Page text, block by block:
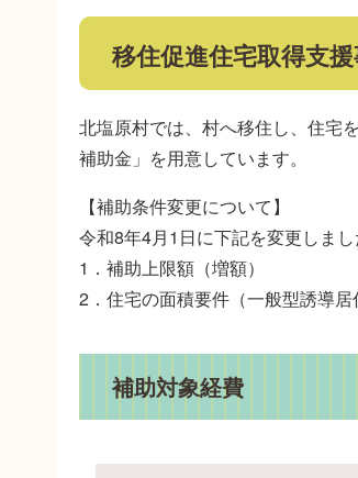
移住促進住宅取得支
北塩原村では、村へ移住し、住宅
補助金」を用意しています。
【補助条件変更について】
令和8年4月1日に下記を変更しま
1．補助上限額（増額）
2．住宅の面積要件（一般型誘導
補助対象経費